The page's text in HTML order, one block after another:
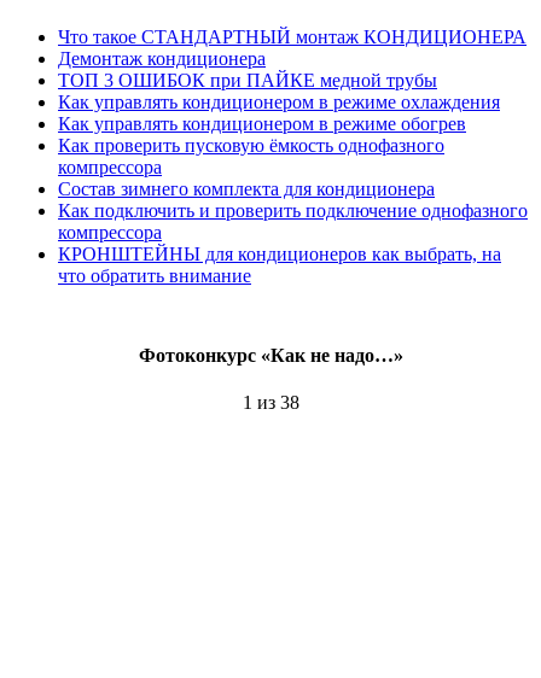
Что такое СТАНДАРТНЫЙ монтаж КОНДИЦИОНЕРА
Демонтаж кондиционера
ТОП 3 ОШИБОК при ПАЙКЕ медной трубы
Как управлять кондиционером в режиме охлаждения
Как управлять кондиционером в режиме обогрев
Как проверить пусковую ёмкость однофазного
компрессора
Состав зимнего комплекта для кондиционера
Как подключить и проверить подключение однофазного
компрессора
КРОНШТЕЙНЫ для кондиционеров как выбрать, на
что обратить внимание
Фотоконкурс «Как не надо…»
1 из 38